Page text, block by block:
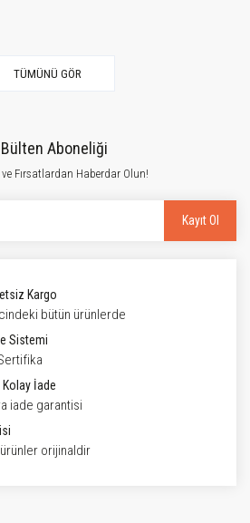
TÜMÜNÜ GÖR
Aboneliği
Fırsatlardan Haberdar Olun!
Kayıt Ol
Kargo
bütün ürünlerde
Sistemi
İade
iade garantisi
ürünler orijinaldir